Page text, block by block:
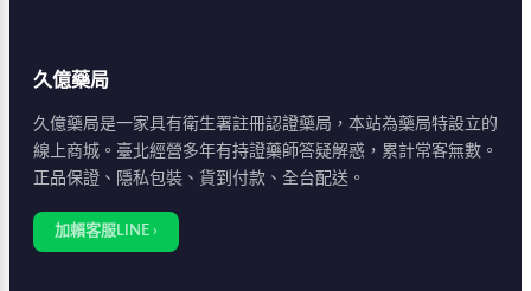
建議從50mg起始服
用。
久億藥局
久億藥局是一家具有衛生署註冊認證藥局，本站為藥局特設立的
線上商城。臺北經營多年有持證藥師答疑解惑，累計常客無數。
正品保證、隱私包裝、貨到付款、全台配送。
加賴客服LINE ›